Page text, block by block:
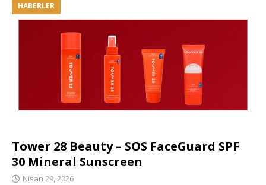
HABERLER
Tower 28 Beauty – SOS FaceGuard SPF
30 Mineral Sunscreen
Nisan 29, 2026